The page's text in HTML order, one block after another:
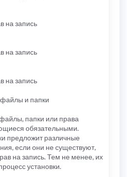
на запись
на запись
на запись
и папки
папки или права
обязательными.
предложит различные
если они не существуют,
на запись. Тем не менее, их
установки.